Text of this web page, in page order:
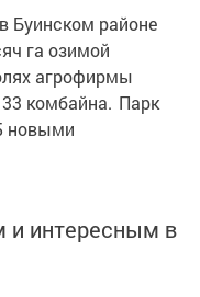
Буинском районе
га озимой
агрофирмы
33 комбайна. Парк
новыми
интересным в